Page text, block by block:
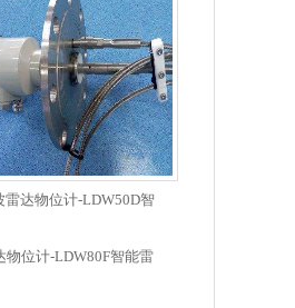
雷达物位计-LDW50D智
物位计-LDW80F智能雷